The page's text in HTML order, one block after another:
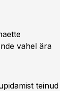
vahel ära
teinud